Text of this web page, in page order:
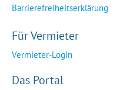
Barrierefreiheitserklärung
Für Vermieter
Vermieter-Login
Das Portal